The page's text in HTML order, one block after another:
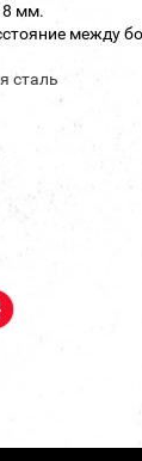
8 мм.
между
сталь